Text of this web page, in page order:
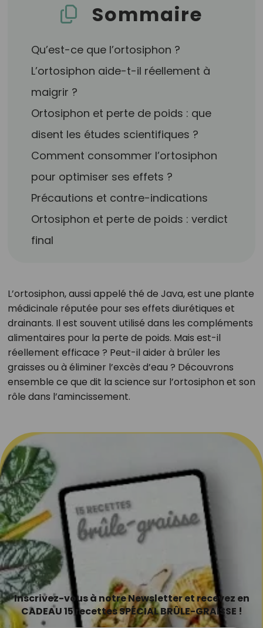
Sommaire
Qu’est-ce que l’ortosiphon ?
L’ortosiphon aide-t-il réellement à
maigrir ?
Ortosiphon et perte de poids : que
disent les études scientifiques ?
Comment consommer l’ortosiphon
pour optimiser ses effets ?
Précautions et contre-indications
Ortosiphon et perte de poids : verdict
final
L’ortosiphon, aussi appelé thé de Java, est une plante
médicinale réputée pour ses effets diurétiques et
drainants. Il est souvent utilisé dans les compléments
alimentaires pour la perte de poids. Mais est-il
réellement efficace ? Peut-il aider à brûler les
graisses ou à éliminer l’excès d’eau ? Découvrons
ensemble ce que dit la science sur l’ortosiphon et son
rôle dans l’amincissement.
Inscrivez-vous à notre Newsletter et recevez en
CADEAU 15 recettes SPÉCIAL BRÛLE-GRAISSE !